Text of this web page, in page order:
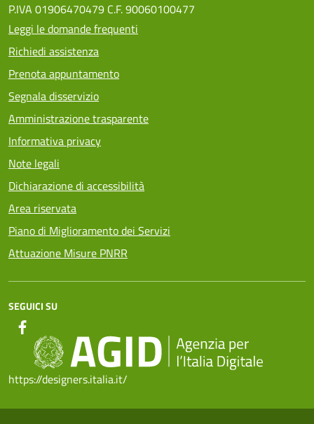
P.IVA 01906470479 C.F. 90060100477
Leggi le domande frequenti
Richiedi assistenza
Prenota appuntamento
Segnala disservizio
Amministrazione trasparente
Informativa privacy
Note legali
Dichiarazione di accessibilità
Area riservata
Piano di Miglioramento dei Servizi
Attuazione Misure PNRR
SEGUICI SU
https://designers.italia.it/